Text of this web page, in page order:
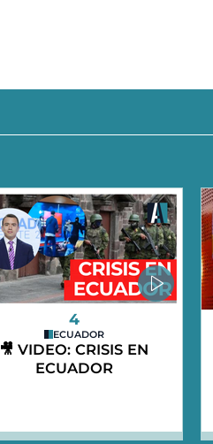
4
ECUADOR
🎥 VIDEO: CRISIS EN
ECUADOR